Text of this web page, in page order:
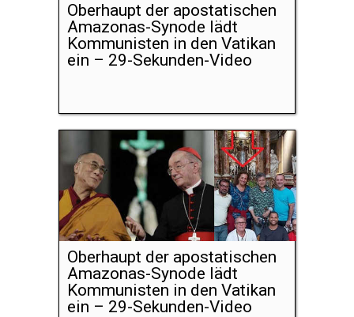
Oberhaupt der apostatischen
Amazonas-Synode lädt
Kommunisten in den Vatikan
ein – 29-Sekunden-Video
Oberhaupt der apostatischen
Amazonas-Synode lädt
Kommunisten in den Vatikan
ein – 29-Sekunden-Video